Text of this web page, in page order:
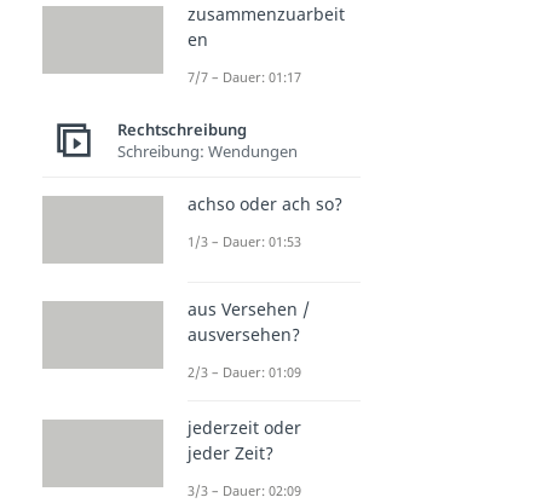
zusammenzuarbeit
en
7/7 – Dauer: 01:17
Rechtschreibung
Schreibung: Wendungen
achso oder ach so?
1/3 – Dauer: 01:53
aus Versehen /
ausversehen?
2/3 – Dauer: 01:09
jederzeit oder
jeder Zeit?
3/3 – Dauer: 02:09